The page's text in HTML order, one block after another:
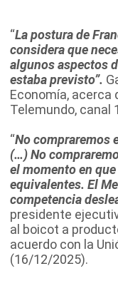
“La postura de
considera que
algunos aspectos
estaba previsto”.
Economía, acerca
Telemundo, canal
“No compraremos
(…) No
el momento en
equivalentes. El
competencia
presidente
al boicot a
acuerdo con la
(16/12/2025).